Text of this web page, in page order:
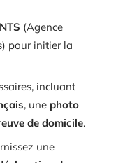
(Agence
pour initier la
incluant
, une photo
de domicile.
une